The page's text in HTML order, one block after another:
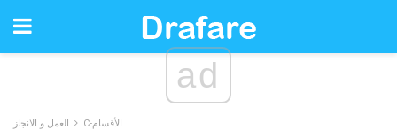
ad
العمل و الانجاز C-الأقسام